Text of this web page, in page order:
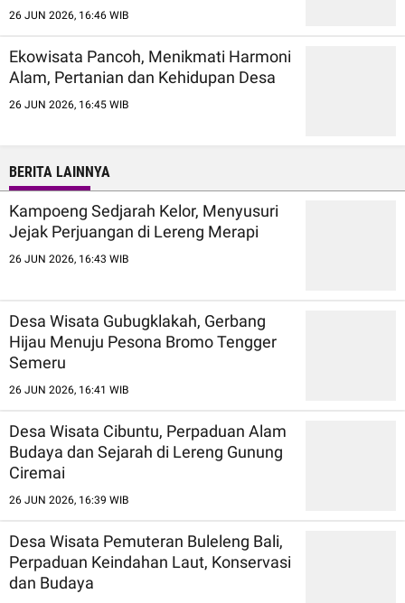
26 JUN 2026, 16:46 WIB
Ekowisata Pancoh, Menikmati Harmoni
Alam, Pertanian dan Kehidupan Desa
26 JUN 2026, 16:45 WIB
BERITA LAINNYA
Kampoeng Sedjarah Kelor, Menyusuri
Jejak Perjuangan di Lereng Merapi
26 JUN 2026, 16:43 WIB
Desa Wisata Gubugklakah, Gerbang
Hijau Menuju Pesona Bromo Tengger
Semeru
26 JUN 2026, 16:41 WIB
Desa Wisata Cibuntu, Perpaduan Alam
Budaya dan Sejarah di Lereng Gunung
Ciremai
26 JUN 2026, 16:39 WIB
Desa Wisata Pemuteran Buleleng Bali,
Perpaduan Keindahan Laut, Konservasi
dan Budaya